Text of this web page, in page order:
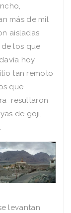
más de mil
aisladas
los que
hoy
tan remoto
que
resultaron
de goji,
levantan